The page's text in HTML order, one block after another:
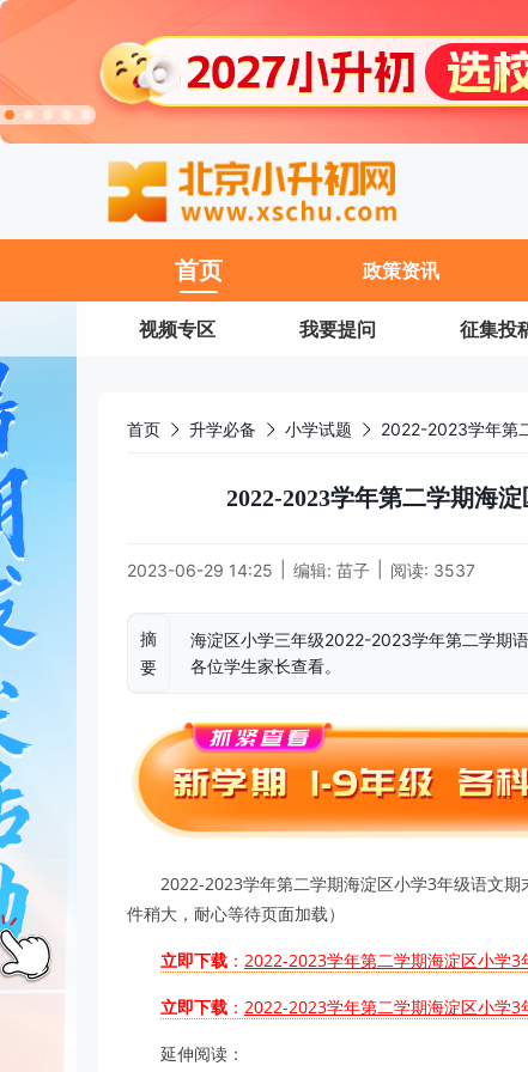
首页 政策资讯
视频专区 我要提问 征集投
首页 升学必备 小学试题
2022-2023学年第二学期海
2023-06-29 14:25 编辑: 苗子 阅读: 3537
摘
要
海淀区小学三年级2022-2023学年第二学期
各位学生家长查看。
2022-2023学年第二学期海淀区小学3年级语文
件稍大，耐心等待页面加载）
立即下载 ： 2022-2023学年第二学期海淀区小学3
立即下载 ： 2022-2023学年第二学期海淀区小学3
延伸阅读：